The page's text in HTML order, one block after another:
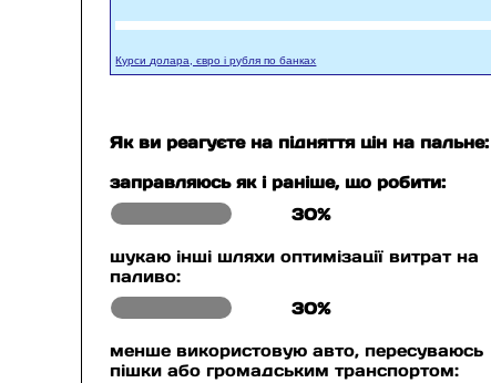
Курси долара, євро і рубля по банках
Як ви реагуєте на підняття цін на пальне:
заправляюсь як і раніше, що робити:
30%
шукаю інші шляхи оптимізації витрат на
паливо:
30%
менше використовую авто, пересуваюсь
пішки або громадським транспортом: